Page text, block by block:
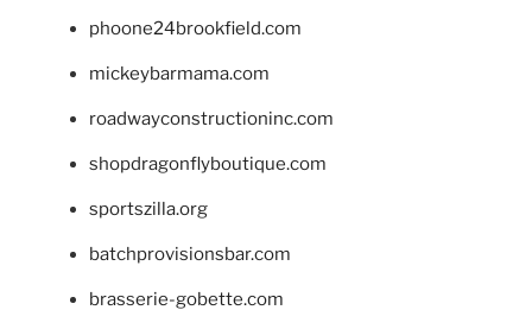
phoone24brookfield.com
mickeybarmama.com
roadwayconstructioninc.com
shopdragonflyboutique.com
sportszilla.org
batchprovisionsbar.com
brasserie-gobette.com